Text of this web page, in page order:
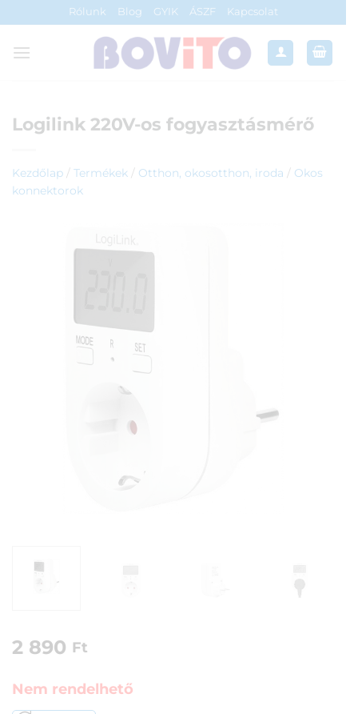
to
content
Rólunk Blog GYIK ÁSZF Kapcsolat
Logilink 220V-os fogyasztásmérő
Kezdőlap / Termékek / Otthon, okosotthon, iroda / Okos
konnektorok
2 890 Ft
Nem rendelhető